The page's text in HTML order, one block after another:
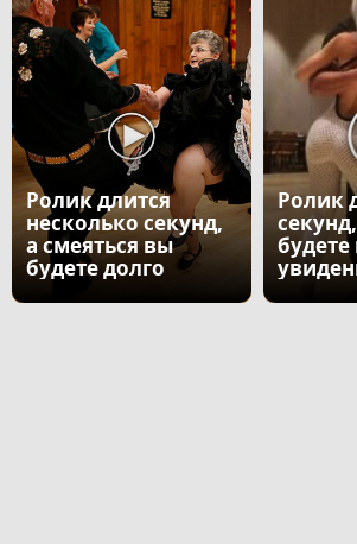
Ролик длится
несколько секунд,
а смеяться вы
будете долго
Ролик